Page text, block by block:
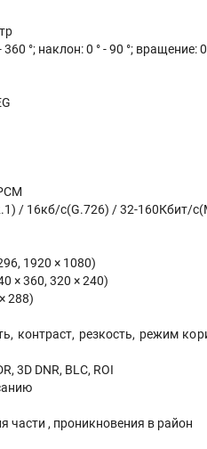
°; наклон: 0 ° - 90 °; вращение: 0
/ 16кб/с(G.726) / 32-160Кбит/
1920 × 1080)
× 360, 320 × 240)
288)
контраст, резкость, режим
3D DNR, BLC, ROI
части , проникновения в район